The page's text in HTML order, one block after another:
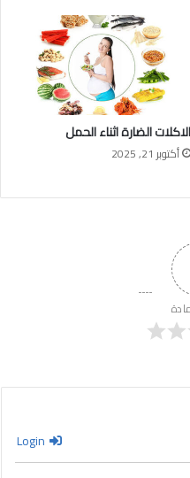
الاكلات الضارة اثناء الحمل
أكتوبر 21, 2025